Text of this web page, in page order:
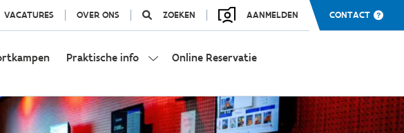
VACATURES OVER ONS ZOEKEN AANMELDEN CONTACT
Praktische info Online Reservatie